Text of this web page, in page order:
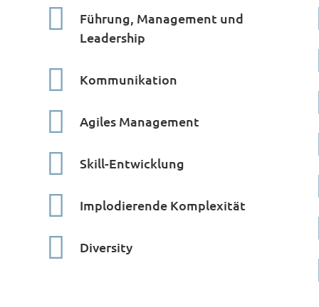

Führung, Management und
Leadership
 Kommunikation
 Agiles Management
 Skill-Entwicklung
 Implodierende Komplexität
 Diversity